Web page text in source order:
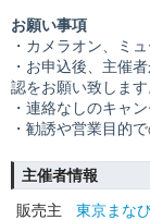
お願い事項
・カメラオン、ミ
・お申込後、主催
認をお願い致します
・連絡なしのキャ
・勧誘や営業目的
主催者情報
販売主
東京まな